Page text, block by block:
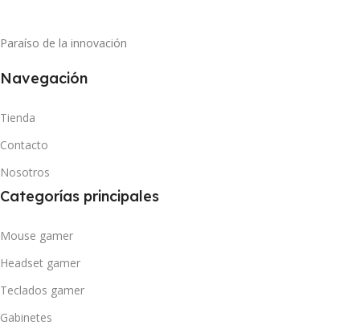
Paraíso de la innovación
Navegación
Tienda
Contacto
Nosotros
Categorías principales
Mouse gamer
Headset gamer
Teclados gamer
Gabinetes